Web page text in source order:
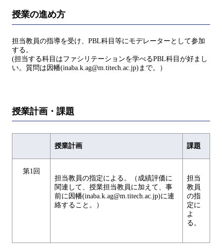
授業の進め方
担当教員の指導を受け、PBL科目等にモデレーターとして参加
する。
(担当する科目はファシリテーションを学べるPBL科目が好まし
い。質問は因幡(inaba.k.ag@m.titech.ac.jp)まで。）
授業計画・課題
授業計画 課題
第1回
担当教員の指定による。（成績評価に
関連して、授業担当教員に加えて、事
前に因幡(inaba.k.ag@m.titech.ac.jp)に連
絡すること。）
担当
教員
の指
定に
よ
る。